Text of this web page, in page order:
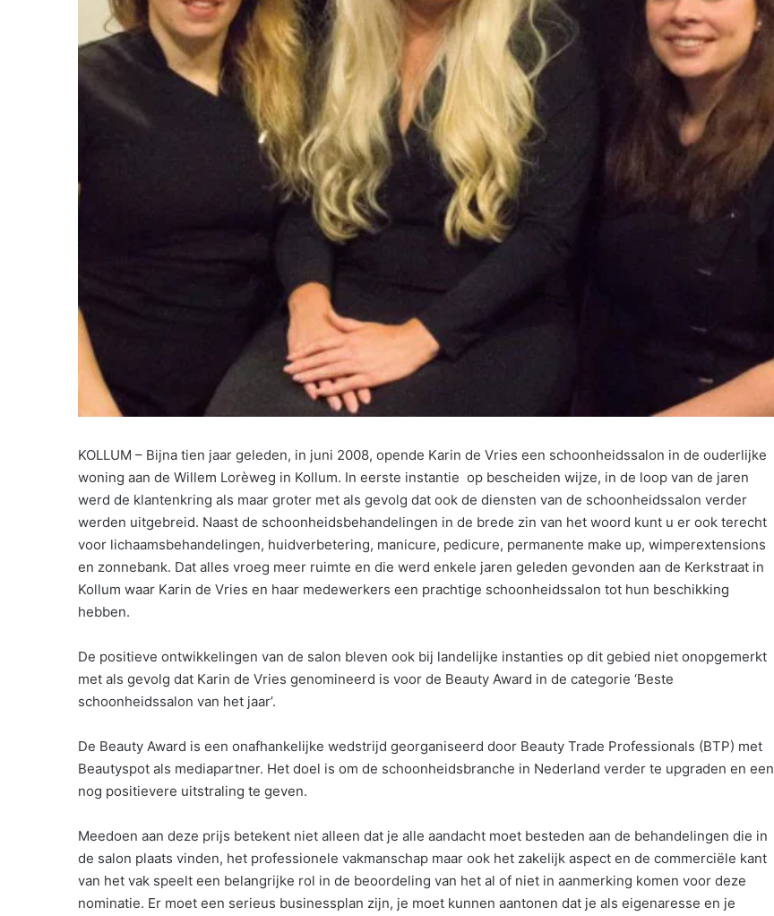
KOLLUM – Bijna tien jaar geleden, in juni 2008, opende Karin de Vries een schoonheidssalon in de ouderlijke
woning aan de Willem Lorèweg in Kollum. In eerste instantie op bescheiden wijze, in de loop van de jaren
werd de klantenkring als maar groter met als gevolg dat ook de diensten van de schoonheidssalon verder
werden uitgebreid. Naast de schoonheidsbehandelingen in de brede zin van het woord kunt u er ook terecht
voor lichaamsbehandelingen, huidverbetering, manicure, pedicure, permanente make up, wimperextensions
en zonnebank. Dat alles vroeg meer ruimte en die werd enkele jaren geleden gevonden aan de Kerkstraat in
Kollum waar Karin de Vries en haar medewerkers een prachtige schoonheidssalon tot hun beschikking
hebben.
De positieve ontwikkelingen van de salon bleven ook bij landelijke instanties op dit gebied niet onopgemerkt
met als gevolg dat Karin de Vries genomineerd is voor de Beauty Award in de categorie ‘Beste
schoonheidssalon van het jaar’.
De Beauty Award is een onafhankelijke wedstrijd georganiseerd door Beauty Trade Professionals (BTP) met
Beautyspot als mediapartner. Het doel is om de schoonheidsbranche in Nederland verder te upgraden en een
nog positievere uitstraling te geven.
Meedoen aan deze prijs betekent niet alleen dat je alle aandacht moet besteden aan de behandelingen die in
de salon plaats vinden, het professionele vakmanschap maar ook het zakelijk aspect en de commerciële kant
van het vak speelt een belangrijke rol in de beoordeling van het al of niet in aanmerking komen voor deze
nominatie. Er moet een serieus businessplan zijn, je moet kunnen aantonen dat je als eigenaresse en je